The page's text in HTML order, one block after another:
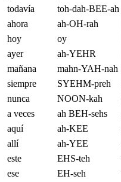
todavía toh-dah-BEE-ah
ahora ah-OH-rah
hoy oy
ayer ah-YEHR
mañana mahn-YAH-nah
siempre SYEHM-preh
nunca NOON-kah
a veces ah BEH-sehs
aquí ah-KEE
allí ah-YEE
este EHS-teh
ese EH-seh